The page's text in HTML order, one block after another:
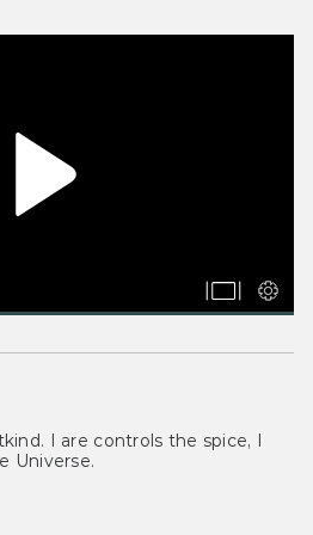
I are controls the spice, I
Universe.